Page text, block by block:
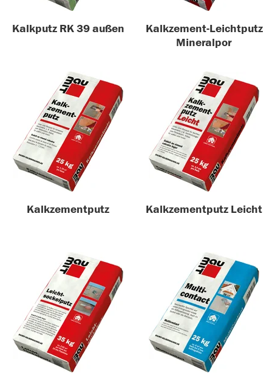
Kalkputz RK 39 außen
Kalkzement-Leichtputz
Mineralpor
Kalkzementputz Kalkzementputz Leicht